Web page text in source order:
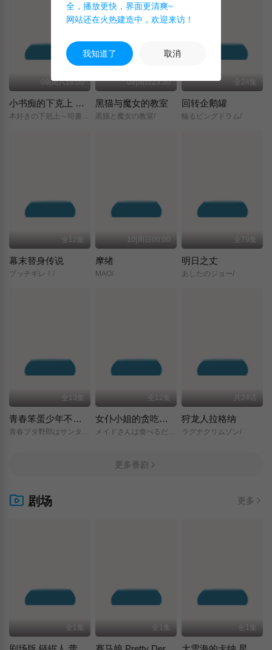
09|周六18:00
小书痴的下克上 〜为了成为图书管理员而不择手段〜 领主的养女
本好きの下剋上～司書になるためには手段を選んでいられません～/領主の養女/
08|周日23:30
黑猫与魔女的教室
黒猫と魔女の教室/
全24集
回转企鹅罐
輪るピングドラム/
全12集
幕末替身传说
ブッチギレ！/
10|周日00:00
摩绪
MAO/
全79集
明日之丈
あしたのジョー/
全13集
青春笨蛋少年不做圣诞服女郎的梦
全12集
女仆小姐的贪吃日常
メイドさんは食べるだけ/
共24话
狩龙人拉格纳
ラグナクリムゾン/
更多番剧
剧场 更多
全1集 全1集 全1集
全，播放更快，界面更清爽~
网站还在火热建造中，欢迎来访！
我知道了 取消